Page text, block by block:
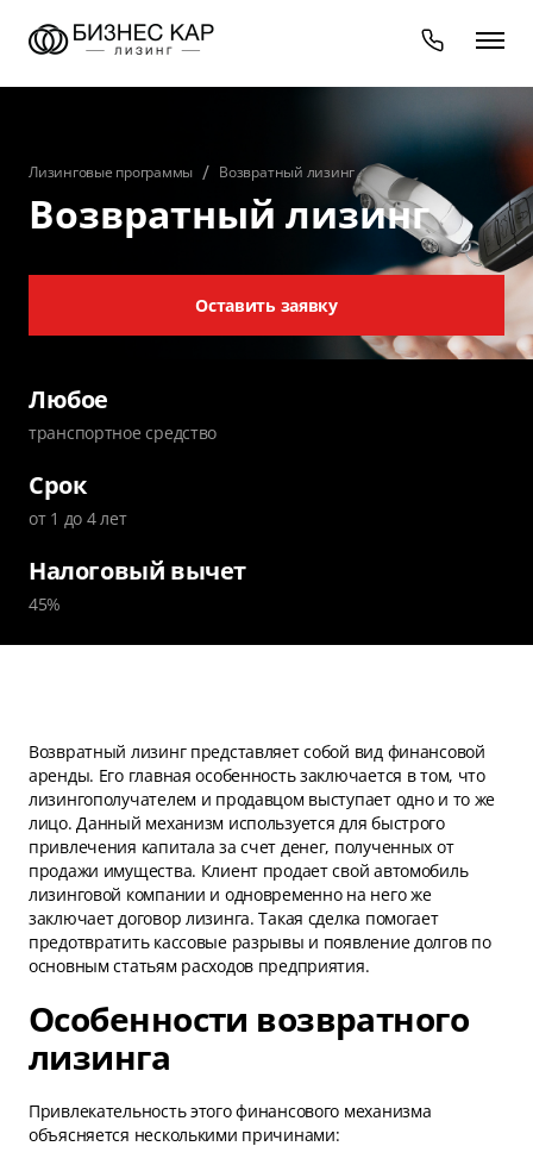
Лизинговые программы Возвратный лизинг
Возвратный лизинг
Оставить заявку
Любое
транспортное средство
Срок
от 1 до 4 лет
Налоговый вычет
45%
Возвратный лизинг представляет собой вид финансовой
аренды. Его главная особенность заключается в том, что
лизингополучателем и продавцом выступает одно и то же
лицо. Данный механизм используется для быстрого
привлечения капитала за счет денег, полученных от
продажи имущества. Клиент продает свой автомобиль
лизинговой компании и одновременно на него же
заключает договор лизинга. Такая сделка помогает
предотвратить кассовые разрывы и появление долгов по
основным статьям расходов предприятия.
Особенности возвратного
лизинга
Привлекательность этого финансового механизма
объясняется несколькими причинами: